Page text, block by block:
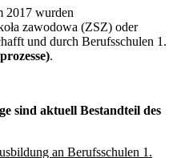
2017 wurden
zawodowa (ZSZ) oder
und durch Berufsschulen 1.
.
sind aktuell Bestandteil des
an Berufsschulen 1.